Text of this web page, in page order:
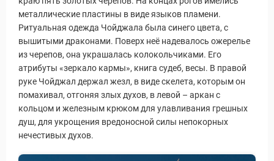
металлические пластины в виде языков пламени.
Ритуальная одежда Чойджала была синего цвета, с
вышитыми драконами. Поверх неё надевалось ожерелье
из черепов, она украшалась колокольчиками. Его
атрибуты «зеркало кармы», книга судеб, весы. В правой
руке Чойджал держал жезл, в виде скелета, которым он
помахивал, отгоняя злых духов, в левой – аркан с
кольцом и железным крюком для улавливания грешных
душ, для укрощения вредоносной силы непокорных
нечестивых духов.